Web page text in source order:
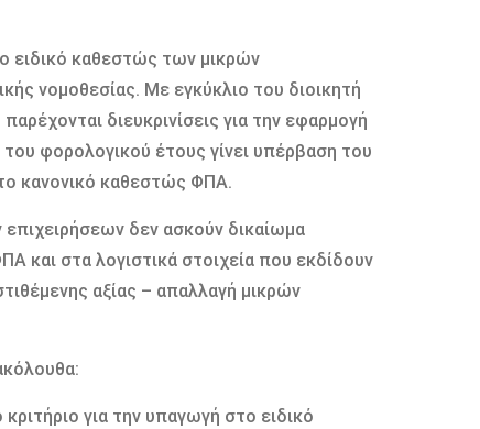
ειδικό καθεστώς των μικρών
νομοθεσίας. Με εγκύκλιο του διοικητή
διευκρινίσεις για την εφαρμογή
φορολογικού έτους γίνει υπέρβαση του
κανονικό καθεστώς ΦΠΑ.
δεν ασκούν δικαίωμα
στα λογιστικά στοιχεία που εκδίδουν
αξίας – απαλλαγή μικρών
για την υπαγωγή στο ειδικό